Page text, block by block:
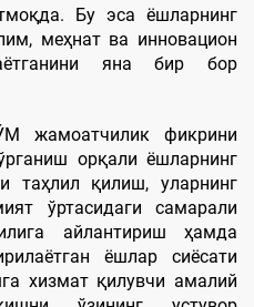
Бу эса ёшларнинг
меҳнат ва инновацион
яна бир бор
жамоатчилик фикрини
орқали ёшларнинг
таҳлил қилиш, уларнинг
ўртасидаги самарали
айлантириш ҳамда
ёшлар сиёсати
хизмат қилувчи амалий